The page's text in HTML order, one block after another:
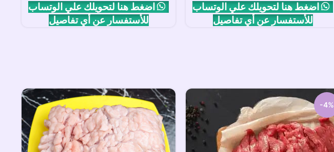
اضغط هنا لتحويلك علي الوتساب
للأستفسار عن أي تفاصيل
اضغط هنا لتحويلك علي الوتساب
للأستفسار عن أي تفاصيل
-4%